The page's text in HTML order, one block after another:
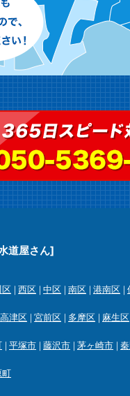
道屋さん]
区 西区 中区 南区 港南区
高津区 宮前区 多摩区 麻生区
平塚市 藤沢市 茅ヶ崎市
町